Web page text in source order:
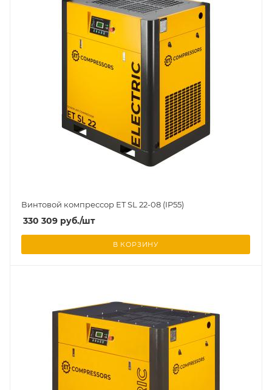
Винтовой компрессор ET SL 22-08 (IP55)
330 309 руб./шт
В КОРЗИНУ